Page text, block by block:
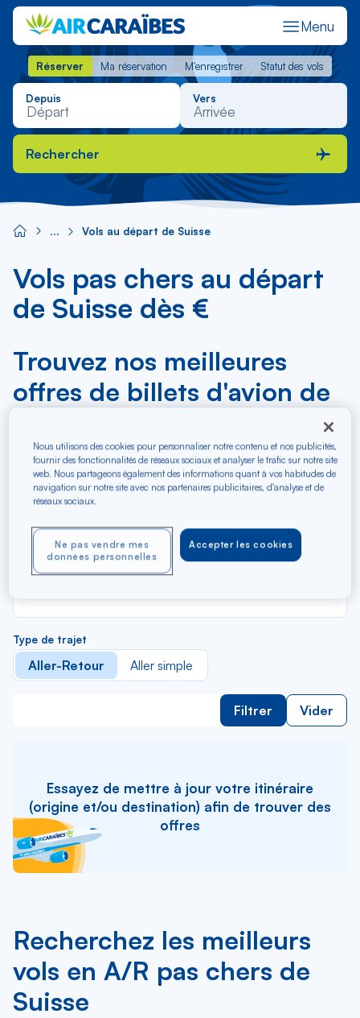
Menu
Réserver Ma réservation M'enregistrer Statut des vols
Réserver Ma réservation M'enregistrer Statut des vols
Depuis Vers
Rechercher
Vols au départ de Suisse
Vols pas chers au départ
de Suisse dès €
Trouvez nos meilleures
offres de billets d'avion de
Depuis
Au départ de
Vers
Pour aller vers
Type de trajet
Aller-Retour Aller simple
Filtrer Vider
Essayez de mettre à jour votre itinéraire
(origine et/ou destination) afin de trouver des
offres
Recherchez les meilleurs
vols en A/R pas chers de
Suisse
Nous utilisons des cookies pour personnaliser notre contenu et nos publicités,
fournir des fonctionnalités de réseaux sociaux et analyser le trafic sur notre site
web. Nous partageons également des informations quant à vos habitudes de
navigation sur notre site avec nos partenaires publicitaires, d'analyse et de
réseaux sociaux.
Accepter les cookies
Ne pas vendre mes
données personnelles